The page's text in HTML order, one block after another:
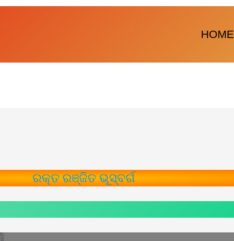
HOME
ରକ୍ତ ରଞ୍ଜିତ ଭୂସ୍ବର୍ଗ